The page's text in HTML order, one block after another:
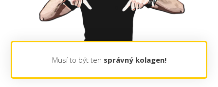
Musí to být ten správný kolagen!